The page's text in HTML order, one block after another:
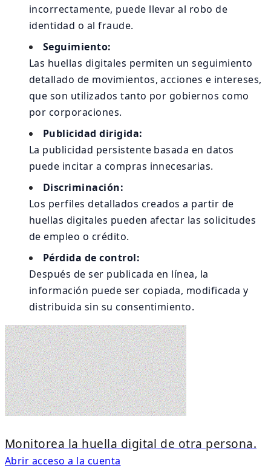
incorrectamente, puede llevar al robo de
identidad o al fraude.
Seguimiento:
Las huellas digitales permiten un seguimiento
detallado de movimientos, acciones e intereses,
que son utilizados tanto por gobiernos como
por corporaciones.
Publicidad dirigida:
La publicidad persistente basada en datos
puede incitar a compras innecesarias.
Discriminación:
Los perfiles detallados creados a partir de
huellas digitales pueden afectar las solicitudes
de empleo o crédito.
Pérdida de control:
Después de ser publicada en línea, la
información puede ser copiada, modificada y
distribuida sin su consentimiento.
Monitorea la huella digital de otra persona.
Abrir acceso a la cuenta